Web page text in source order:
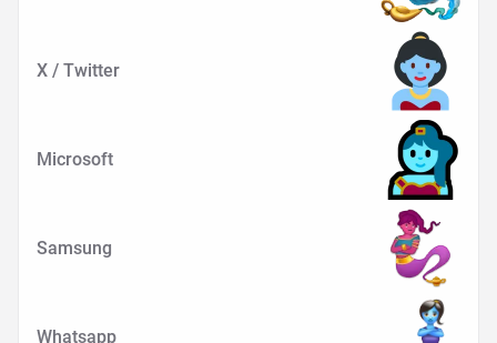
X / Twitter
Microsoft
Samsung
Whatsapp